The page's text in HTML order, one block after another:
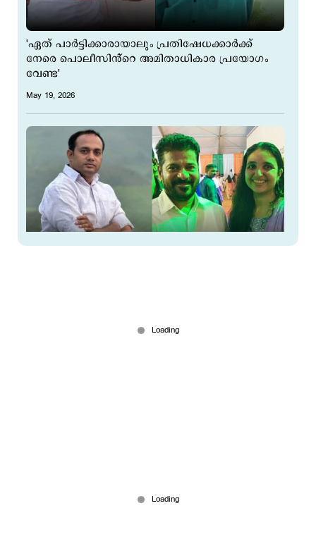
'ഏത് പാര്‍ട്ടിക്കാരായാലും പ്രതിഷേധക്കാര്‍ക്ക്
നേരെ പൊലീസിൻ്റെ അമിതാധികാര പ്രയോഗം
വേണ്ട'
May 19, 2026